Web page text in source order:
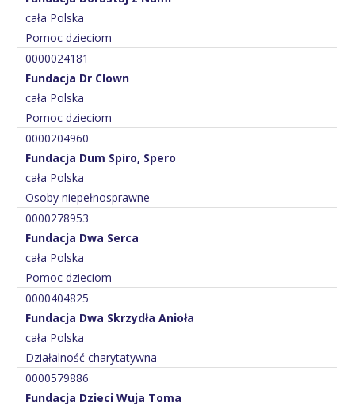
cała Polska
Pomoc dzieciom
0000024181
Fundacja Dr Clown
cała Polska
Pomoc dzieciom
0000204960
Fundacja Dum Spiro, Spero
cała Polska
Osoby niepełnosprawne
0000278953
Fundacja Dwa Serca
cała Polska
Pomoc dzieciom
0000404825
Fundacja Dwa Skrzydła Anioła
cała Polska
Działalność charytatywna
0000579886
Fundacja Dzieci Wuja Toma